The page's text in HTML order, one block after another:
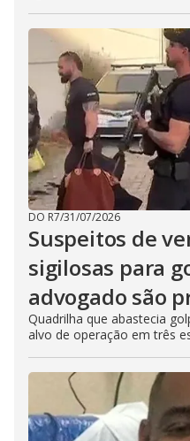
DO R7/31/07/2026
Suspeitos de
sigilosas para
advogado são
Quadrilha que abastecia
alvo de operação em três